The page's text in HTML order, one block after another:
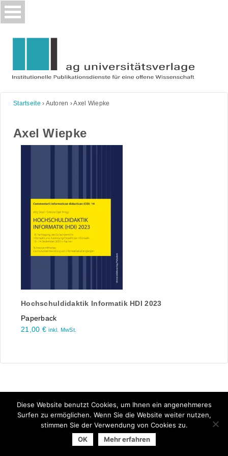
Skip
to
Startseite › Autoren ›Axel Wiepke
Axel Wiepke
Hochschuldidaktik Informatik HDI 2023
Paperback
21,00 € inkl. MwSt.
© 2026 Arbeitsgemeinschaft der Universitätsverlage | powered
|Impressum|Datenschutzhinweise
Diese Website benutzt Cookies, um Ihnen ein angenehmeres
Surfen zu ermöglichen. Wenn Sie die Website weiter nutzen,
stimmen Sie der Verwendung von Cookies zu.
OK
Mehr erfahren